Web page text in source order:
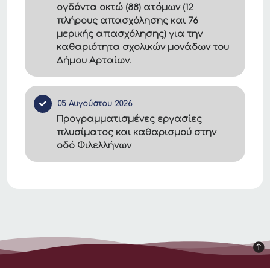
ογδόντα οκτώ (88) ατόμων (12
πλήρους απασχόλησης και 76
μερικής απασχόλησης) για την
καθαριότητα σχολικών μονάδων του
Δήμου Αρταίων.
05 Αυγούστου 2026
Προγραμματισμένες εργασίες
πλυσίματος και καθαρισμού στην
οδό Φιλελλήνων